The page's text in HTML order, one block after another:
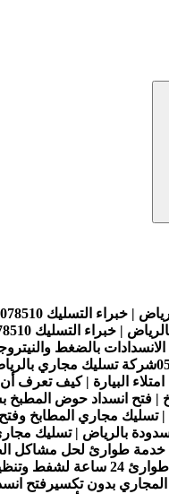
التسليك 0501078510
خبراء التسليك 0501078510
بالضغط والنيتروجين
شركة تسليك مجاري بالرياض
البيارة | كيف تعرف
فتح انسداد حوض المطبخ
مجاري المطابخ وفتح الأحواض
بالرياض | تسليك مجاري
فتح انسداد